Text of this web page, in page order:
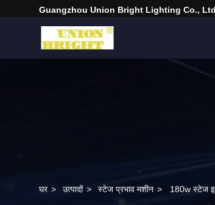
Guangzhou Union Bright Lighting Co.,
घर > उत्पादों > स्टेज प्रभाव मशीन > 180w स्टेज